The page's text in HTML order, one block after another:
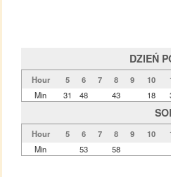
DZIEŃ
Hour 5 6 7 8 9 10
Min
31 48 43 18
Hour 5 6 7 8 9 10
Min
53 58